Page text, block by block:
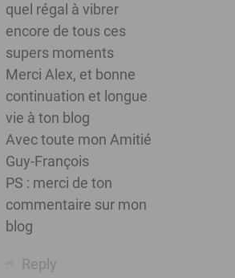
quel régal à vibrer
encore de tous ces
supers moments
Merci Alex, et bonne
continuation et longue
vie à ton blog
Avec toute mon Amitié
Guy-François
PS : merci de ton
commentaire sur mon
blog
Reply